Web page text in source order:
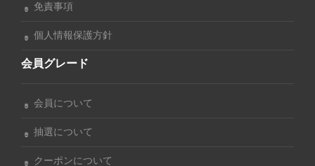
免責事項
個人情報保護方針
会員グレード
会員について
抽選について
クーポンについて